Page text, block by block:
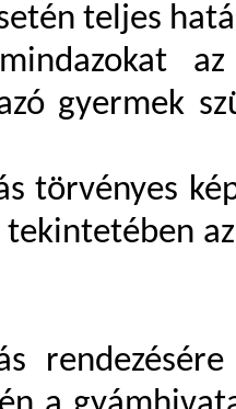
teljes
gyermek
törvényes